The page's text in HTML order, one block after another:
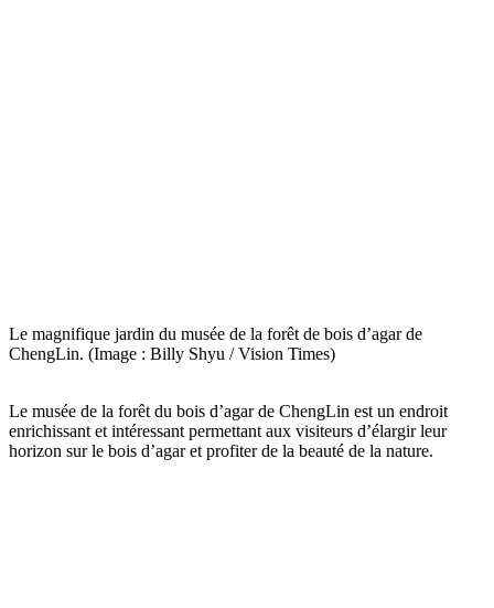
Le magnifique jardin du musée de la forêt de bois d’agar de
ChengLin. (Image : Billy Shyu / Vision Times)
Le musée de la forêt du bois d’agar de ChengLin est un endroit
enrichissant et intéressant permettant aux visiteurs d’élargir leur
horizon sur le bois d’agar et profiter de la beauté de la nature.